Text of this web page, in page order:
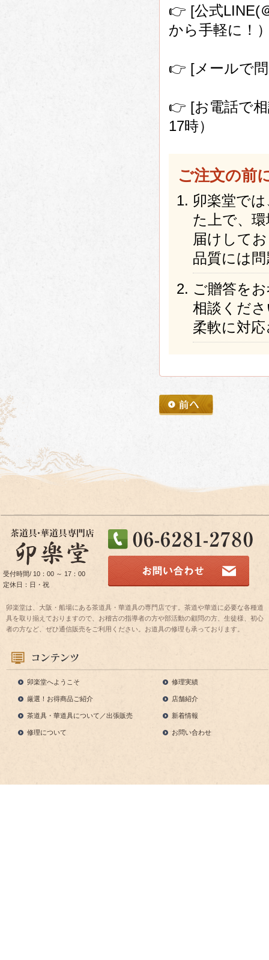
👉 [公式LINE(
から手軽に！
👉 [メールで
👉 [お電話で
17時）
ご注文の前
卯楽堂で
た上で、
届けして
品質には
ご贈答を
相談くだ
柔軟に対
受付時間/ 10：00 ～ 17：00
定休日：日・祝
卯楽堂は、大阪・船場にある茶道具・華道具の専門店です。茶道や華道に必要な各種道
具を取り揃えておりますので、お稽古の指導者の方や部活動の顧問の方、生徒様、初心
者の方など、ぜひ通信販売をご利用ください。お道具の修理も承っております。
卯楽堂へようこそ
厳選！お得商品ご紹介
茶道具・華道具について／出張販売
修理について
修理実績
店舗紹介
新着情報
お問い合わせ